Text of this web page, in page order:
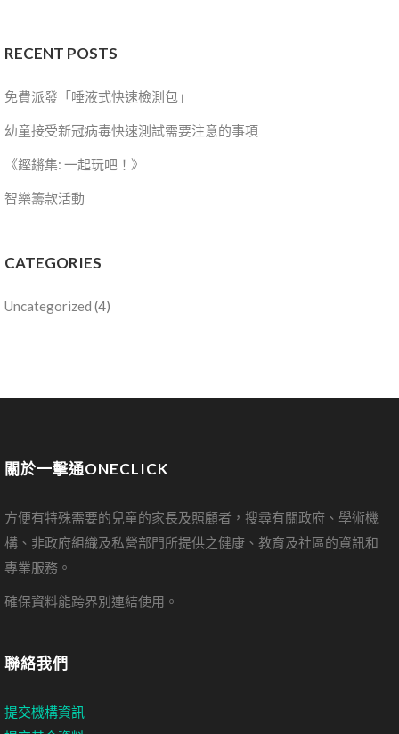
RECENT POSTS
免費派發「唾液式快速檢測包」
幼童接受新冠病毒快速測試需要注意的事項
《鏗鏘集: 一起玩吧！》
智樂籌款活動
CATEGORIES
Uncategorized (4)
關於一擊通ONECLICK
方便有特殊需要的兒童的家長及照顧者，搜尋有關政府、學術機
構、非政府組織及私營部門所提供之健康、教育及社區的資訊和
專業服務。
確保資料能跨界別連結使用。
聯絡我們
提交機構資訊